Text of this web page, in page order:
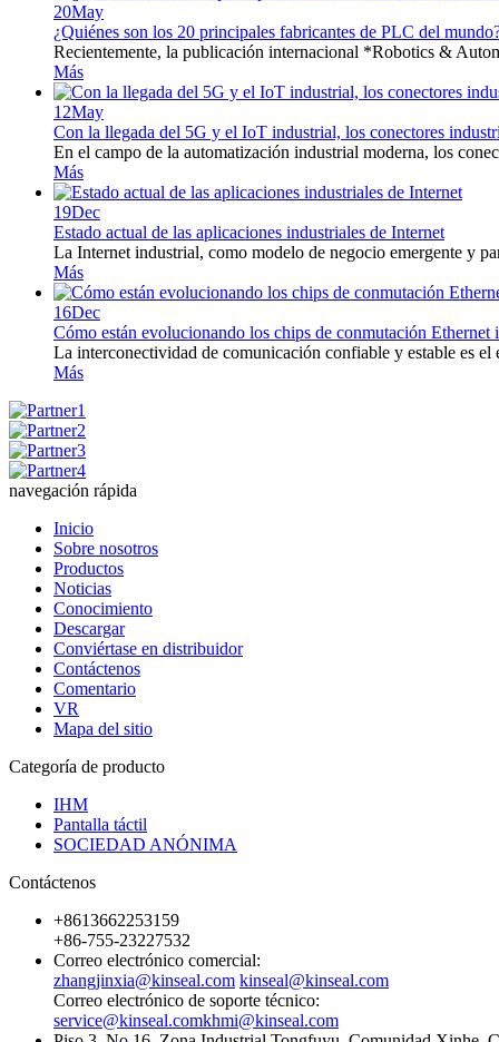
20May
¿Quiénes son los 20 principales fabricantes de PLC del
Recientemente, la publicación internacional *Robotics &
Más
12May
Con la llegada del 5G y el IoT industrial, los conectores
En el campo de la automatización industrial moderna, los
Más
19Dec
Estado actual de las aplicaciones industriales de Internet
La Internet industrial, como modelo de negocio emergente y
Más
16Dec
Cómo están evolucionando los chips de conmutación Ethernet
La interconectividad de comunicación confiable y estable es el
Más
navegación rápida
Inicio
Sobre nosotros
Productos
Noticias
Conocimiento
Descargar
Conviértase en distribuidor
Contáctenos
Comentario
VR
Mapa del sitio
Categoría de producto
IHM
Pantalla táctil
SOCIEDAD ANÓNIMA
Contáctenos
+8613662253159
+86-755-23227532
Correo electrónico comercial:
zhangjinxia@kinseal.com kinseal@kinseal.com
Correo electrónico de soporte técnico:
service@kinseal.comkhmi@kinseal.com